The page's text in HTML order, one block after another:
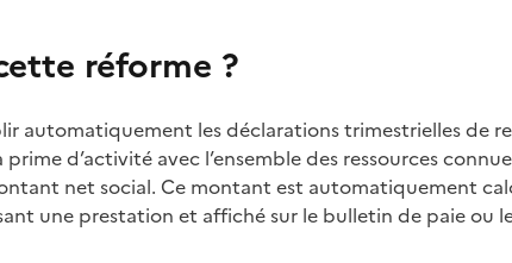
réforme ?
automatiquement les déclarations trimestrielles de
d’activité avec l’ensemble des ressources
net social. Ce montant est automatiquement
une prestation et affiché sur le bulletin de paie ou